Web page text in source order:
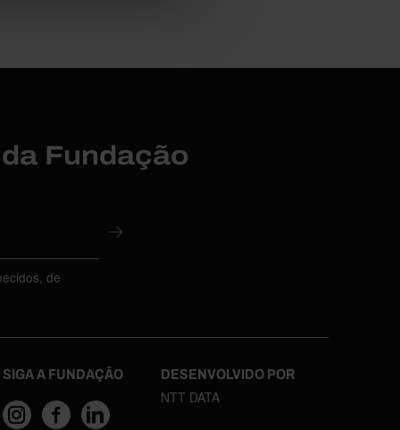
Fundação
de
SIGA A FUNDAÇÃO DESENVOLVIDO POR
NTT DATA